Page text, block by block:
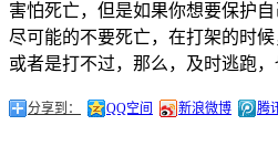
害怕死亡，但是如果你想要保护
尽可能的不要死亡，在打架的时
或者是打不过，那么，及时逃跑，
分享到： QQ空间 新浪微博 腾